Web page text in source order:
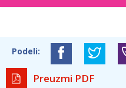
Podeli:
Preuzmi PDF